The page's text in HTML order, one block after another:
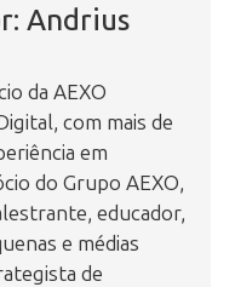
Andrius
da AEXO
com mais de
em
do Grupo AEXO,
educador,
e médias
de